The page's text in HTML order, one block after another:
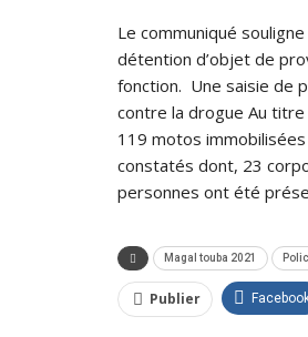
Le communiqué
détention d’objet de
fonction. Une saisie de
contre la drogue Au
119 motos
constatés dont, 23
personnes ont été
Magal touba 2021
Publier